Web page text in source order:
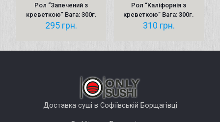
Рол “Запечений з
креветкою” Вага: 300г.
295 грн.
Рол “Каліфорнія з
креветкою” Вага: 300г.
310 грн.
Доставка суші в Софіївській Борщагівці